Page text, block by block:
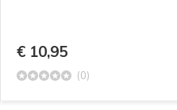
€ 10,95
(0)